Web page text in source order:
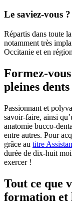
Le saviez-vous ?
Répartis dans toute
notamment très
Occitanie et en
Formez-
pleines dents
Passionnant et
savoir-faire, ainsi
anatomie bucco-
entre autres. Pour
grâce au titre
durée de dix-huit
exercer !
Tout ce que
formation et